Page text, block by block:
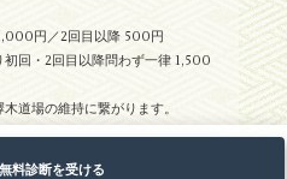
円／2回目以降 500円
初回・2回目以降問わず一律 1,500
道場の維持に繋がります。
料診断を受ける